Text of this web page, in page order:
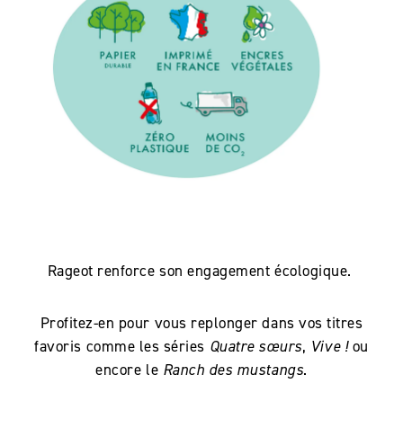
Rageot renforce son engagement écologique.
Profitez-en pour vous replonger dans vos titres
favoris comme les séries Quatre sœurs, Vive !ou
encore le Ranch des mustangs.